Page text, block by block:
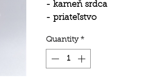
- kameň srdca
- priateľstvo
- trpezlivosť
- prijatie odlišných názorov
Quantity *